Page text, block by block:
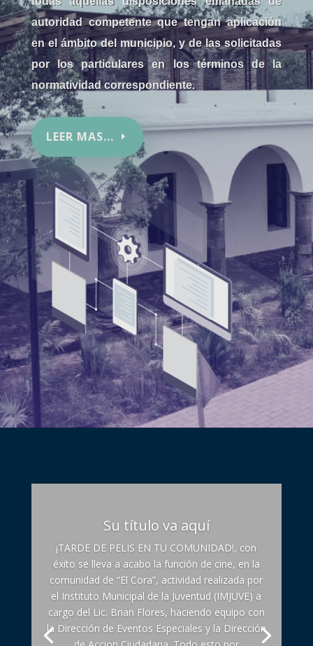
autoridad competente que tengan aplicación
en el ámbito del municipio, y de las solicitadas
por los particulares en los términos de la
normatividad correspondiente.
LEER MAS...
Su título va aquí
¡TARDE DE PELIS EN TU COMUNIDAD!, con
éxito se lleva a acabo la función de cine, en la
comunidad de “El Cora”, actividad realizada por
el Instituto Municipal de la Juventud (IMJUVE) a
cargo del Lic. Brian Flores, haciendo equipo con
la Dirección de Eventos Especiales y la Dirección